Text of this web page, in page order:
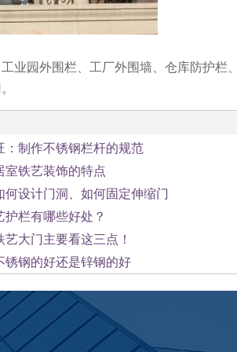
2 3
业园外围栏、工厂外围墙、仓库防护栏
：制作不锈钢栏杆的规范
室铁艺装饰的特点
何设计门洞、如何固定伸缩门
护栏有哪些好处？
大门主要看这三点！
锈钢的好还是锌钢的好